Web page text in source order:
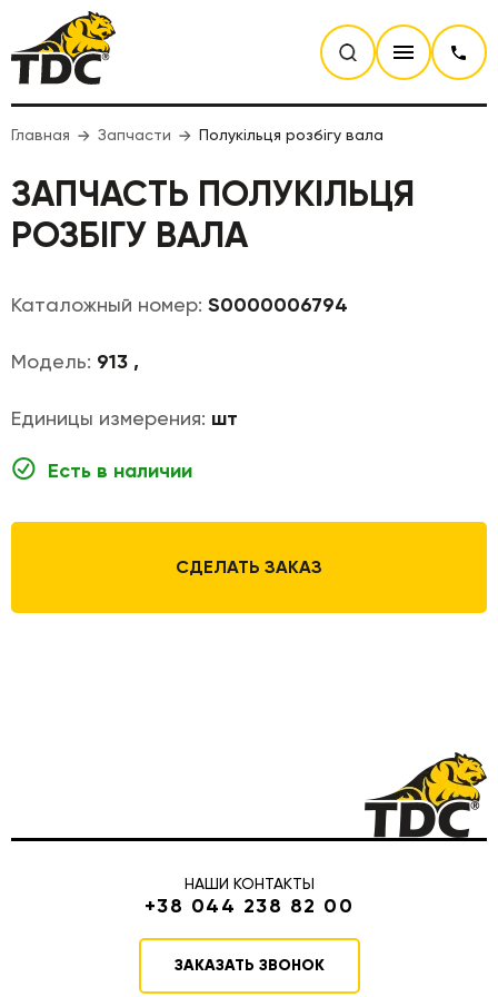
Главная Запчасти Полукільця розбігу вала
ЗАПЧАСТЬ ПОЛУКІЛЬЦЯ
РОЗБІГУ ВАЛА
Каталожный номер: S0000006794
Модель: 913 ,
Единицы измерения: шт
Есть в наличии
СДЕЛАТЬ ЗАКАЗ
НАШИ КОНТАКТЫ
+38 044 238 82 00
ЗАКАЗАТЬ ЗВОНОК